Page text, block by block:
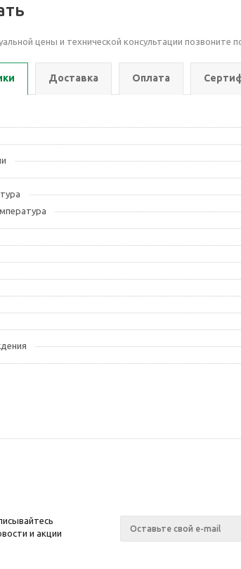
цены и технической консультации позвоните
Доставка Оплата
и акции